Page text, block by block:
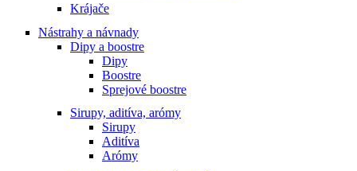
Krájače
Nástrahy a návnady
Dipy a boostre
Dipy
Boostre
Sprejové boostre
Sirupy, aditíva, arómy
Sirupy
Aditíva
Arómy